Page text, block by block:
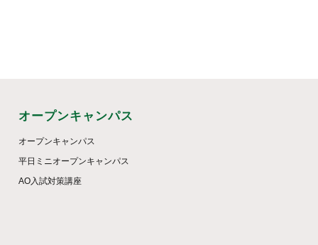
オープンキャンパス
オープンキャンパス
平日ミニオープンキャンパス
AO入試対策講座